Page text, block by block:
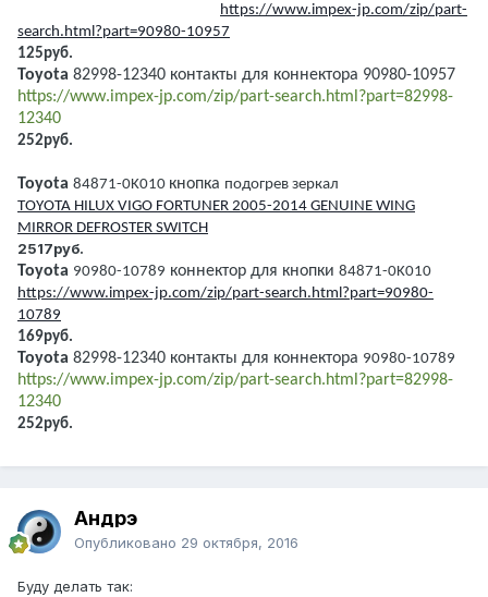
https://www.impex-jp.com/zip/part-
search.html?part=90980-10957
125руб.
Toyota 82998-12340 контакты для коннектора 90980-10957
https://www.impex-jp.com/zip/part-search.html?part=82998-
12340
252руб.
Toyota 84871-0K010 кнопка подогрев зеркал
TOYOTA HILUX VIGO FORTUNER 2005-2014 GENUINE WING
MIRROR DEFROSTER SWITCH
2517руб.
Toyota 90980-10789 коннектор для кнопки 84871-0K010
https://www.impex-jp.com/zip/part-search.html?part=90980-
10789
169руб.
Toyota 82998-12340 контакты для коннектора 90980-10789
https://www.impex-jp.com/zip/part-search.html?part=82998-
12340
252руб.
Андрэ
Опубликовано 29 октября, 2016
Буду делать так: